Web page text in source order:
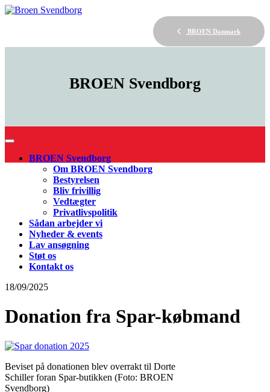
BROEN Danmark
BROEN Svendborg
BROEN Svendborg
Om BROEN Svendborg
Bestyrelsen
Bliv frivillig
Vedtægter
Privatlivspolitik
Sådan arbejder vi
Nyheder & events
Lav ansøgning
Støt os
Kontakt os
18/09/2025
Donation fra Spar-købmand
Beviset på donationen blev overrakt til Dorte
Schiller foran Spar-butikken (Foto: BROEN
Svendborg)